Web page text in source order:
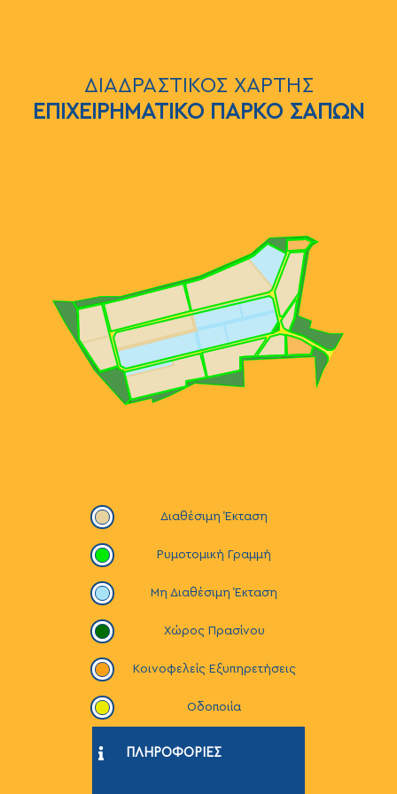
ΔΙΑΔΡΑΣΤΙΚΟΣ ΧΑΡΤΗΣ
ΕΠΙΧΕΙΡΗΜΑΤΙΚΟ ΠΑΡΚΟ ΣΑΠΩΝ
Διαθέσιμη Έκταση
Ρυμοτομική Γραμμή
Μη Διαθέσιμη Έκταση
Χώρος Πρασίνου
Κοινοφελείς Εξυπηρετήσεις
Οδοποιία
ΠΛΗΡΟΦΟΡΙΕΣ